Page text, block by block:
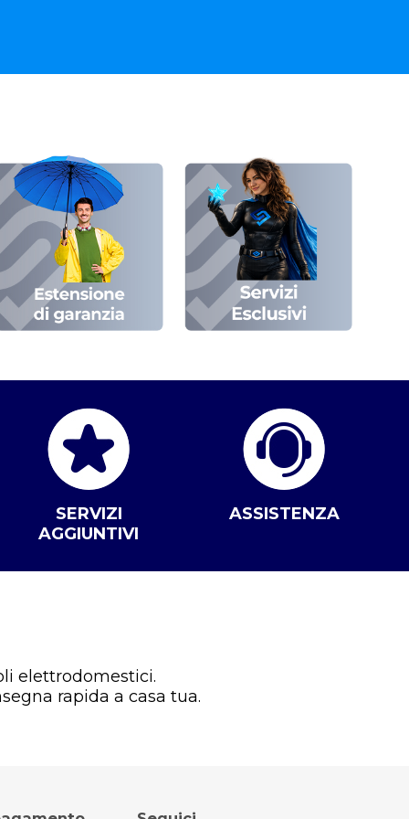
SERVIZI
AGGIUNTIVI
ASSISTENZA
elettrodomestici.
rapida a casa tua.